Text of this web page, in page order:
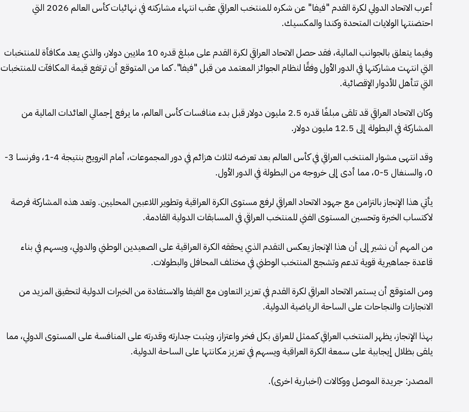
أعرب الاتحاد الدولي لكرة القدم "فيفا" عن شكره للمنتخب العراقي عقب انتهاء مشاركته في نهائيات كأس العالم 2026 التي
احتضنتها الولايات المتحدة وكندا والمكسيك.
وفيما يتعلق بالجوانب المالية، فقد حصل الاتحاد العراقي لكرة القدم على مبلغ قدره 10 ملايين دولار، والذي يعد مكافأة للمنتخبات
التي انتهت مشاركتها في الدور الأول وفقًا لنظام الجوائز المعتمد من قبل "فيفا". كما من المتوقع أن ترتفع قيمة المكافآت للمنتخبات
التي تتأهل للأدوار الإقصائية.
وكان الاتحاد العراقي قد تلقى مبلغًا قدره 2.5 مليون دولار قبل بدء منافسات كأس العالم، ما يرفع إجمالي العائدات المالية من
المشاركة في البطولة إلى 12.5 مليون دولار.
وقد انتهى مشوار المنتخب العراقي في كأس العالم بعد تعرضه لثلاث هزائم في دور المجموعات، أمام النرويج بنتيجة 4-1، وفرنسا 3-
0، والسنغال 5-0، مما أدى إلى خروجه من البطولة في الدور الأول.
يأتي هذا الإنجاز بالتزامن مع جهود الاتحاد العراقي لرفع مستوى الكرة العراقية وتطوير اللاعبين المحليين. وتعد هذه المشاركة فرصة
لاكتساب الخبرة وتحسين المستوى الفني للمنتخب العراقي في المسابقات الدولية القادمة.
من المهم أن نشير إلى أن هذا الإنجاز يعكس التقدم الذي يحققه الكرة العراقية على الصعيدين الوطني والدولي، ويسهم في بناء
قاعدة جماهيرية قوية تدعم وتشجع المنتخب الوطني في مختلف المحافل والبطولات.
ومن المتوقع أن يستمر الاتحاد العراقي لكرة القدم في تعزيز التعاون مع الفيفا والاستفادة من الخبرات الدولية لتحقيق المزيد من
الانجازات والنجاحات على الساحة الرياضية الدولية.
بهذا الإنجاز، يظهر المنتخب العراقي كممثل للعراق بكل فخر واعتزاز، ويثبت جدارته وقدرته على المنافسة على المستوى الدولي، مما
يلقى بظلال إيجابية على سمعة الكرة العراقية ويسهم في تعزيز مكانتها على الساحة الدولية.
المصدر: جريدة الموصل ووكالات (اخبارية اخرى).